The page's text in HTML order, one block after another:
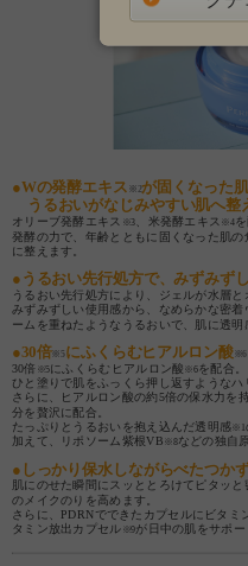
●Wの発酵エキス ※2が固くなった肌
うるおいがなじみやすい肌へ整
オリーブ発酵エキス ※3、米発酵エキス ※4を
発酵の力で、年齢とともに固くなった肌
に整えます。
●うるおい先行処方で、みずみず
うるおい先行処方により、ジェルが水層
みずみずしい使用感から、なめらかな密
ームを重ねたようなうるおいで、肌に透明
●30倍※5にふくらむヒアルロン酸※6
30倍 ※5にふくらむヒアルロン酸 ※6を配合。
ひと塗りで肌をふっくら押し返すようなハ
さらに、ヒアルロン酸の約5倍の保水力を
分を贅沢に配合。
たっぷりとうるおいを抱え込んだ透明感※1
加えて、リポソーム紫根VB ※8などの独自
●しっかり保水しながらべたつか
肌にのせた瞬間にスッととろけてピタッ
のメイクのりを高めます。
さらに、PDRNでできたカプセルにビタ
タミン放出カプセル ※9が日中の肌をサポー